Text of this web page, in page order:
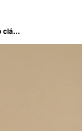
Polo manga corta con cuello clásico para hombre - Rosa